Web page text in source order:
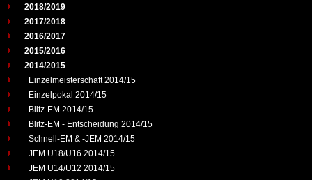
2018/2019
2017/2018
2016/2017
2015/2016
2014/2015
Einzelmeisterschaft 2014/15
Einzelpokal 2014/15
Blitz-EM 2014/15
Blitz-EM - Entscheidung 2014/15
Schnell-EM & -JEM 2014/15
JEM U18/U16 2014/15
JEM U14/U12 2014/15